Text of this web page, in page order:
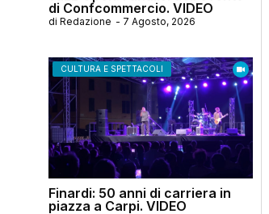
di Confcommercio. VIDEO
di Redazione - 7 Agosto, 2026
CULTURA E SPETTACOLI
Finardi: 50 anni di carriera in
piazza a Carpi. VIDEO